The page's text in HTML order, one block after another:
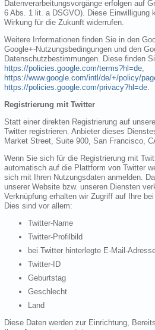
Datenverarbeitungsvorgänge erfolgen auf
6 Abs. 1 lit. a DSGVO). Diese Einwilligung
Wirkung für die Zukunft widerrufen.
Weitere Informationen finden Sie in den
Google+-Nutzungsbedingungen und den
Datenschutzbestimmungen. Diese finden
https://policies.google.com/terms?hl=de,
https://www.google.com/intl/de/+/policy/
https://policies.google.com/privacy?hl=de.
Registrierung mit Twitter
Statt einer direkten Registrierung auf
Twitter registrieren. Anbieter dieses
Market Street, Suite 900, San Francisco,
Wenn Sie sich für die Registrierung mit
automatisch auf die Plattform von Twitter
sich mit Ihren Nutzungsdaten anmelden.
unserer Website bzw. unseren Diensten
Verknüpfung erhalten wir Zugriff auf Ihre
Dies sind vor allem:
Twitter-Name
Twitter-Profilbild
bei Twitter hinterlegte E-Mail-
Twitter-ID
Geburtstag
Geschlecht
Land
Diese Daten werden zur Einrichtung,